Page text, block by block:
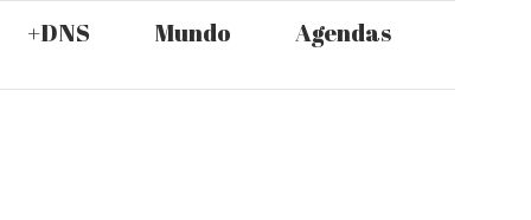
+DNS Mundo Agendas